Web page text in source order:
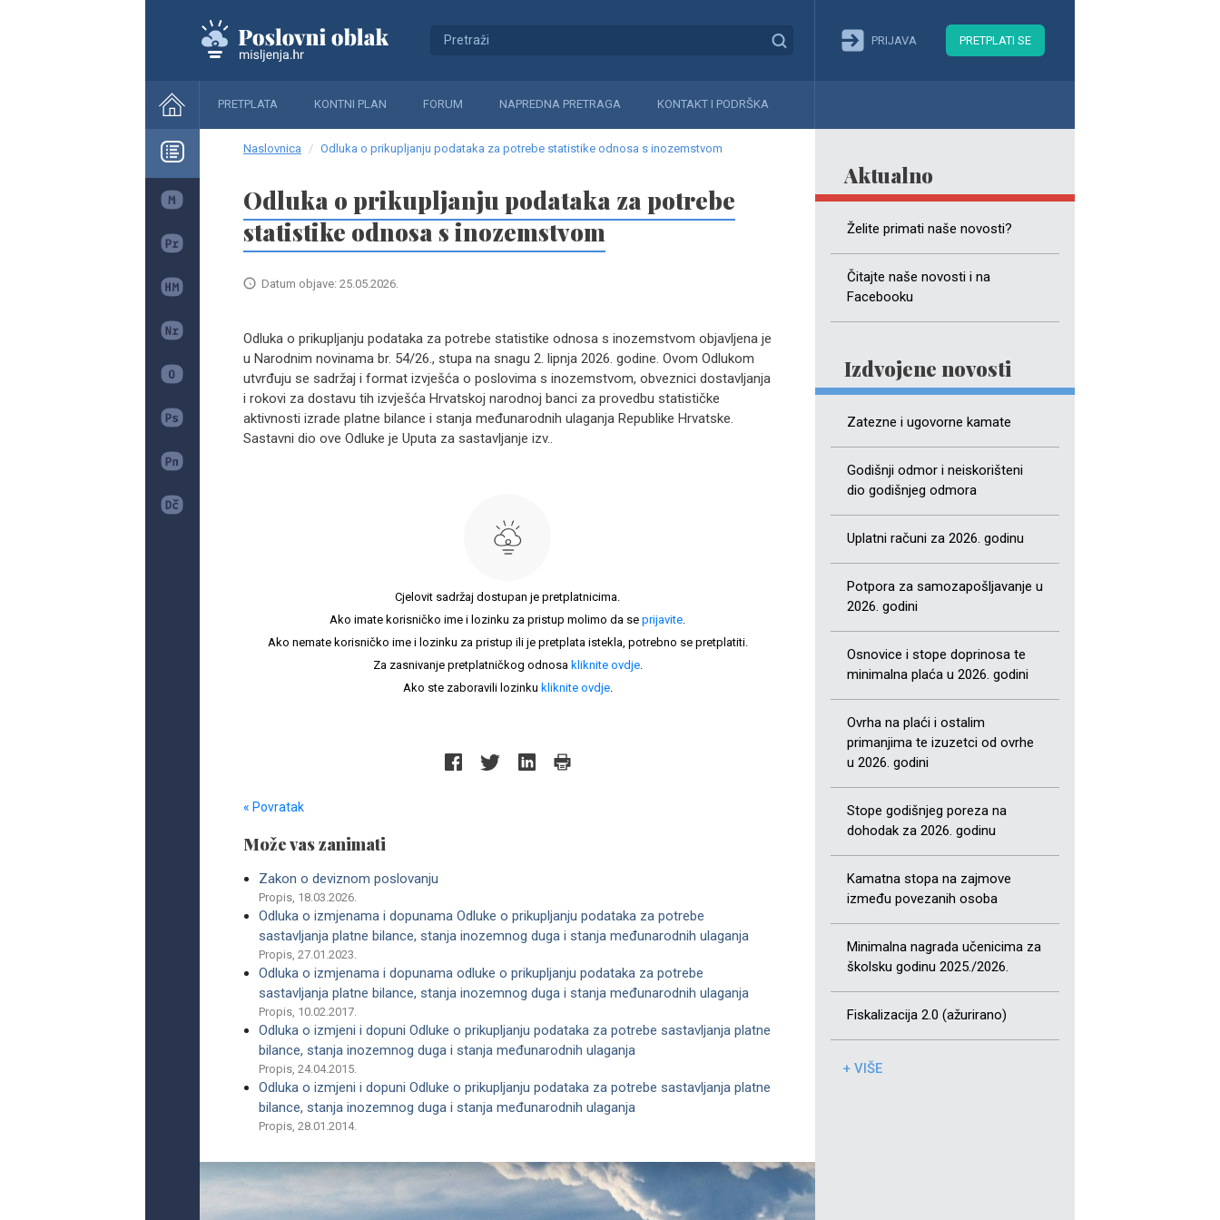
PRIJAVA PRETPLATI SE
PRETPLATA KONTNI PLAN FORUM NAPREDNA PRETRAGA KONTAKT I PODRŠKA
Aktualno
Želite primati naše novosti?
Čitajte naše novosti i na
Facebooku
Izdvojene novosti
Zatezne i ugovorne kamate
Godišnji odmor i neiskorišteni
dio godišnjeg odmora
Uplatni računi za 2026. godinu
Potpora za samozapošljavanje u
2026. godini
Osnovice i stope doprinosa te
minimalna plaća u 2026. godini
Ovrha na plaći i ostalim
primanjima te izuzetci od ovrhe
u 2026. godini
Stope godišnjeg poreza na
dohodak za 2026. godinu
Kamatna stopa na zajmove
između povezanih osoba
Minimalna nagrada učenicima za
školsku godinu 2025./2026.
Fiskalizacija 2.0 (ažurirano)
+ VIŠE
Naslovnica Odluka o prikupljanju podataka za potrebe statistike odnosa s inozemstvom
Odluka o prikupljanju podataka za potrebe
statistike odnosa s inozemstvom
Datum objave: 25.05.2026.
Odluka o prikupljanju podataka za potrebe statistike odnosa s inozemstvom objavljena je
u Narodnim novinama br. 54/26., stupa na snagu 2. lipnja 2026. godine. Ovom Odlukom
utvrđuju se sadržaj i format izvješća o poslovima s inozemstvom, obveznici dostavljanja
i rokovi za dostavu tih izvješća Hrvatskoj narodnoj banci za provedbu statističke
aktivnosti izrade platne bilance i stanja međunarodnih ulaganja Republike Hrvatske.
Sastavni dio ove Odluke je Uputa za sastavljanje izv..
Cjelovit sadržaj dostupan je pretplatnicima.
Ako imate korisničko ime i lozinku za pristup molimo da se prijavite.
Ako nemate korisničko ime i lozinku za pristup ili je pretplata istekla, potrebno se pretplatiti.
Za zasnivanje pretplatničkog odnosa kliknite ovdje.
Ako ste zaboravili lozinku kliknite ovdje.
« Povratak
Može vas zanimati
Zakon o deviznom poslovanju
Propis, 18.03.2026.
Odluka o izmjenama i dopunama Odluke o prikupljanju podataka za potrebe
sastavljanja platne bilance, stanja inozemnog duga i stanja međunarodnih ulaganja
Propis, 27.01.2023.
Odluka o izmjenama i dopunama odluke o prikupljanju podataka za potrebe
sastavljanja platne bilance, stanja inozemnog duga i stanja međunarodnih ulaganja
Propis, 10.02.2017.
Odluka o izmjeni i dopuni Odluke o prikupljanju podataka za potrebe sastavljanja platne
bilance, stanja inozemnog duga i stanja međunarodnih ulaganja
Propis, 24.04.2015.
Odluka o izmjeni i dopuni Odluke o prikupljanju podataka za potrebe sastavljanja platne
bilance, stanja inozemnog duga i stanja međunarodnih ulaganja
Propis, 28.01.2014.